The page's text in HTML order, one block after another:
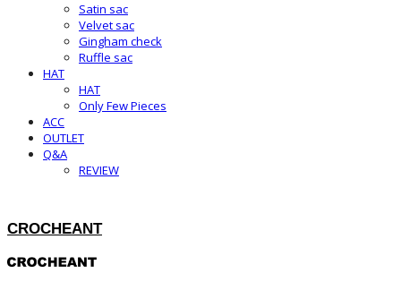
Satin sac
Velvet sac
Gingham check
Ruffle sac
HAT
HAT
Only Few Pieces
ACC
OUTLET
Q&A
REVIEW
CROCHEANT